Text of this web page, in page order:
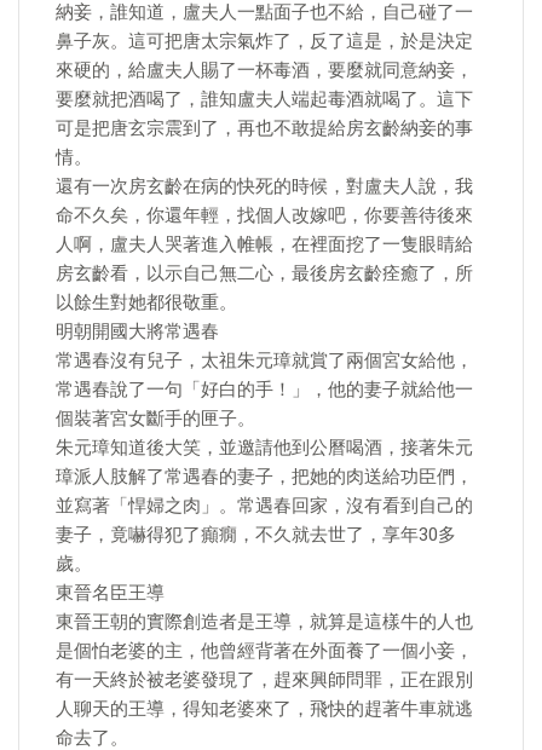
納妾，誰知道，盧夫人一點面子也不給，自己碰了一
鼻子灰。這可把唐太宗氣炸了，反了這是，於是決定
來硬的，給盧夫人賜了一杯毒酒，要麼就同意納妾，
要麼就把酒喝了，誰知盧夫人端起毒酒就喝了。這下
可是把唐玄宗震到了，再也不敢提給房玄齡納妾的事
情。
還有一次房玄齡在病的快死的時候，對盧夫人說，我
命不久矣，你還年輕，找個人改嫁吧，你要善待後來
人啊，盧夫人哭著進入帷帳，在裡面挖了一隻眼睛給
房玄齡看，以示自己無二心，最後房玄齡痊癒了，所
以餘生對她都很敬重。
明朝開國大將常遇春
常遇春沒有兒子，太祖朱元璋就賞了兩個宮女給他，
常遇春說了一句「好白的手！」，他的妻子就給他一
個裝著宮女斷手的匣子。
朱元璋知道後大笑，並邀請他到公曆喝酒，接著朱元
璋派人肢解了常遇春的妻子，把她的肉送給功臣們，
並寫著「悍婦之肉」。常遇春回家，沒有看到自己的
妻子，竟嚇得犯了癲癇，不久就去世了，享年30多
歲。
東晉名臣王導
東晉王朝的實際創造者是王導，就算是這樣牛的人也
是個怕老婆的主，他曾經背著在外面養了一個小妾，
有一天終於被老婆發現了，趕來興師問罪，正在跟別
人聊天的王導，得知老婆來了，飛快的趕著牛車就逃
命去了。